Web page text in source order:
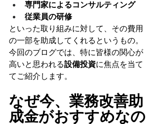
専門家によるコンサルティング
従業員の研修
といった取り組みに対して、その費用
の一部を助成してくれるというもの。
今回のブログでは、特に皆様の関心が
高いと思われる設備投資に焦点を当て
てご紹介します。
なぜ今、業務改善助
成金がおすすめなの